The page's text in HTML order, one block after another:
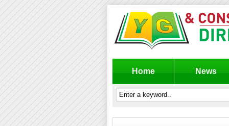
Home News